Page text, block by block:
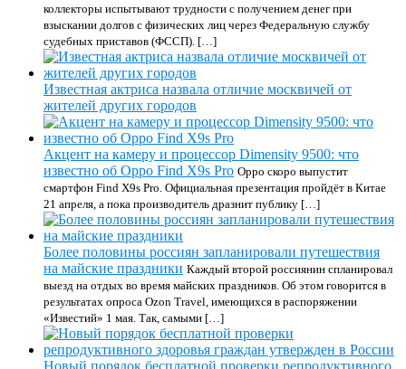
коллекторы испытывают трудности с получением денег при
взыскании долгов с физических лиц через Федеральную службу
судебных приставов (ФССП). […]
Известная актриса назвала отличие москвичей от
жителей других городов
Акцент на камеру и процессор Dimensity 9500: что
известно об Oppo Find X9s Pro Oppo скоро выпустит
смартфон Find X9s Pro. Официальная презентация пройдёт в Китае
21 апреля, а пока производитель дразнит публику […]
Более половины россиян запланировали путешествия
на майские праздники Каждый второй россиянин спланировал
выезд на отдых во время майских праздников. Об этом говорится в
результатах опроса Ozon Travel, имеющихся в распоряжении
«Известий» 1 мая. Так, самыми […]
Новый порядок бесплатной проверки репродуктивного